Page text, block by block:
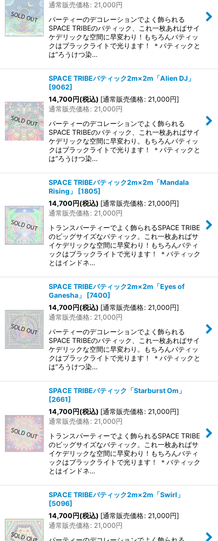
通常販売価格: 21,000円
パーティーのデコレーションでよく飾られる
SPACE TRIBEのバティック、これ一枚あればサイ
ケデリックな空間に早変わり！もちろんバティッ
クはブラックライトで光ります！ ＊バティックと
は”ろうけつ染…
SPACE TRIBEバティック2m×2m「Alien DJ」
[9062]
14,700 円(税込) [通常販売価格: 21,000円]
通常販売価格: 21,000円
パーティーのデコレーションでよく飾られる
SPACE TRIBEのバティック、これ一枚あればサイ
ケデリックな空間に早変わり。もちろんバティッ
クはブラックライトで光ります！ ＊バティックと
は”ろうけつ染…
SPACE TRIBEバティック2m×2m「Mandala
Rising」
[1805]
14,700 円(税込) [通常販売価格: 21,000円]
通常販売価格: 21,000円
トランスパーティーでよく飾られるSPACE TRIBE
のビッグサイズなバティック。これ一枚あればサ
イケデリックな空間に早変わり！もちろんバティ
ックはブラックライトで光ります！ ＊バティック
とはインドネ…
SPACE TRIBEバティック2m×2m「Eyes of
Ganesha」
[7400]
14,700 円(税込) [通常販売価格: 21,000円]
通常販売価格: 21,000円
パーティーのデコレーションでよく飾られる
SPACE TRIBEのバティック、これ一枚あればサイ
ケデリックな空間に早変わり。もちろんバティッ
クはブラックライトで光ります！ ＊バティックと
は”ろうけつ染…
SPACE TRIBEバティック「Starburst Om」
[2661]
14,700 円(税込) [通常販売価格: 21,000円]
通常販売価格: 21,000円
トランスパーティーでよく飾られるSPACE TRIBE
のビッグサイズなバティック。これ一枚あればサ
イケデリックな空間に早変わり！もちろんバティ
ックはブラックライトで光ります！ ＊バティック
とはインドネ…
SPACE TRIBEバティック2m×2m「Swirl」
[5096]
14,700 円(税込) [通常販売価格: 21,000円]
通常販売価格: 21,000円